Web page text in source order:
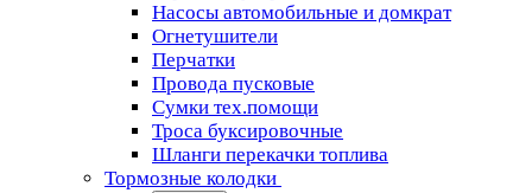
Насосы автомобильные и домкрат
Огнетушители
Перчатки
Провода пусковые
Сумки тех.помощи
Троса буксировочные
Шланги перекачки топлива
Тормозные колодки